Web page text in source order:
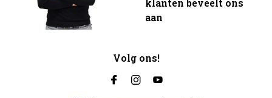
klanten beveelt ons
aan
Volg ons!